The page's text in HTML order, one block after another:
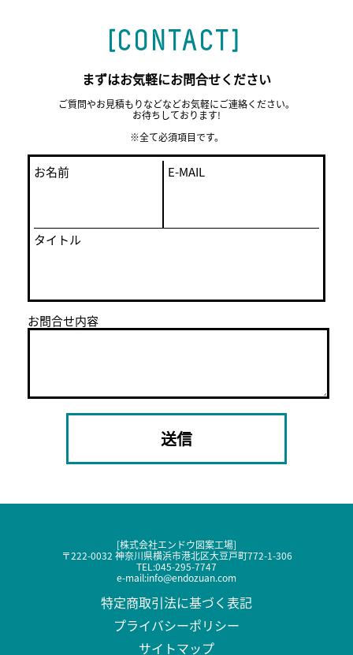
[CONTACT]
まずはお気軽にお問合せください
ご質問やお見積もりなどなどお気軽にご連絡ください。
お待ちしております!
※全て必須項目です。
お名前 E-MAIL
タイトル
お問合せ内容
[株式会社エンドウ図案工場]
〒222-0032 神奈川県横浜市港北区大豆戸町772-1-306
TEL:045-295-7747
e-mail:info@endozuan.com
特定商取引法に基づく表記
プライバシーポリシー
サイトマップ